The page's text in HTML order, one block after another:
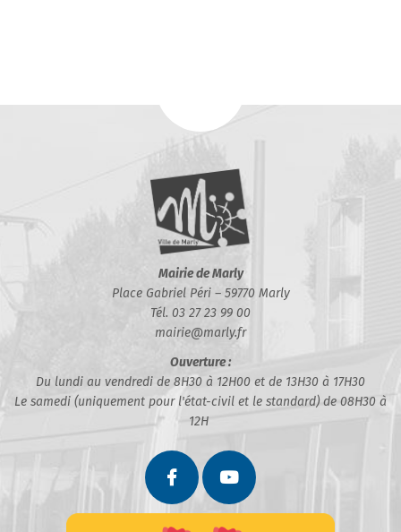
Mairie de Marly
Place Gabriel Péri – 59770 Marly
Tél. 03 27 23 99 00
mairie@marly.fr
Ouverture :
Du lundi au vendredi de 8H30 à 12H00 et de 13H30 à 17H30
Le samedi (uniquement pour l'état-civil et le standard) de 08H30 à
12H